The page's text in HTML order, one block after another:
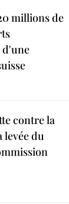
millions de
contre la
levée du